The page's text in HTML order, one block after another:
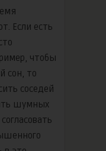
Если есть
чтобы
сон, то
соседей
шумных